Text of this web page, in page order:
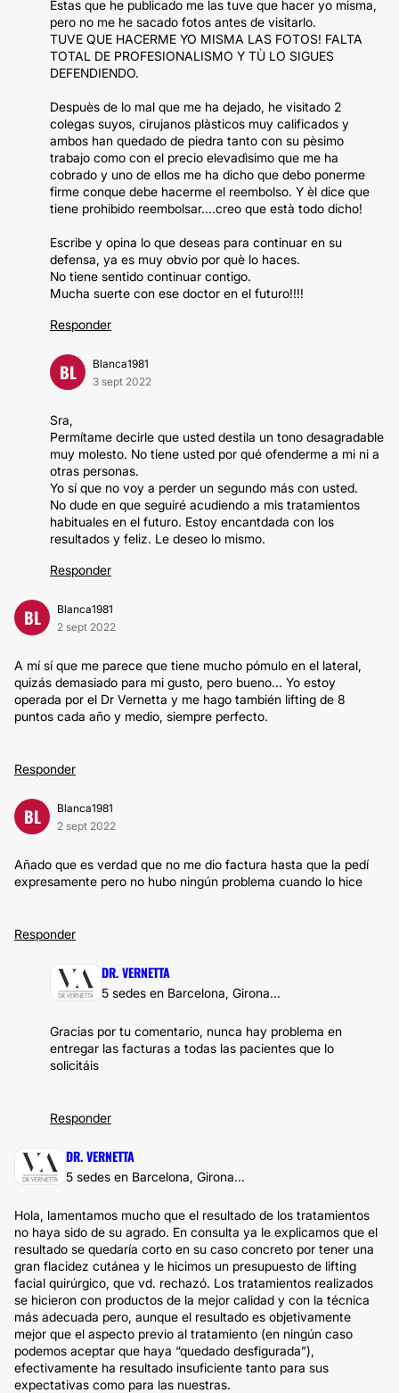
Estas que he publicado me las tuve que hacer yo misma,
pero no me he sacado fotos antes de visitarlo.
TUVE QUE HACERME YO MISMA LAS FOTOS! FALTA
TOTAL DE PROFESIONALISMO Y TÙ LO SIGUES
DEFENDIENDO.
Despuès de lo mal que me ha dejado, he visitado 2
colegas suyos, cirujanos plàsticos muy calificados y
ambos han quedado de piedra tanto con su pèsimo
trabajo como con el precio elevadìsimo que me ha
cobrado y uno de ellos me ha dicho que debo ponerme
firme conque debe hacerme el reembolso. Y èl dice que
tiene prohibido reembolsar....creo que està todo dicho!
Escribe y opina lo que deseas para continuar en su
defensa, ya es muy obvio por què lo haces.
No tiene sentido continuar contigo.
Mucha suerte con ese doctor en el futuro!!!!
Responder
BL
Blanca1981
3 sept 2022
Sra,
Permítame decirle que usted destila un tono desagradable
muy molesto. No tiene usted por qué ofenderme a mi ni a
otras personas.
Yo sí que no voy a perder un segundo más con usted.
No dude en que seguiré acudiendo a mis tratamientos
habituales en el futuro. Estoy encantdada con los
resultados y feliz. Le deseo lo mismo.
Responder
BL
Blanca1981
2 sept 2022
A mí sí que me parece que tiene mucho pómulo en el lateral,
quizás demasiado para mi gusto, pero bueno... Yo estoy
operada por el Dr Vernetta y me hago también lifting de 8
puntos cada año y medio, siempre perfecto.
Responder
BL
Blanca1981
2 sept 2022
Añado que es verdad que no me dio factura hasta que la pedí
expresamente pero no hubo ningún problema cuando lo hice
Responder
DR. VERNETTA
5 sedes en Barcelona, Girona...
Gracias por tu comentario, nunca hay problema en
entregar las facturas a todas las pacientes que lo
solicitáis
Responder
DR. VERNETTA
5 sedes en Barcelona, Girona...
Hola, lamentamos mucho que el resultado de los tratamientos
no haya sido de su agrado. En consulta ya le explicamos que el
resultado se quedaría corto en su caso concreto por tener una
gran flacidez cutánea y le hicimos un presupuesto de lifting
facial quirúrgico, que vd. rechazó. Los tratamientos realizados
se hicieron con productos de la mejor calidad y con la técnica
más adecuada pero, aunque el resultado es objetivamente
mejor que el aspecto previo al tratamiento (en ningún caso
podemos aceptar que haya “quedado desfigurada”),
efectivamente ha resultado insuficiente tanto para sus
expectativas como para las nuestras.